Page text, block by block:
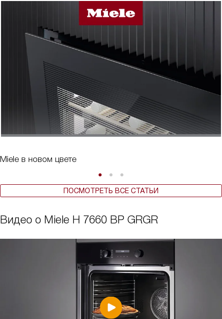
Miele в новом цвете
ПОСМОТРЕТЬ ВСЕ СТАТЬИ
Видео о Miele H 7660 BP GRGR